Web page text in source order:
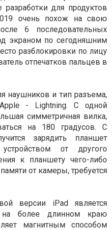
для продуктов
очень похож на свою
6 последовательных
экраном по сегодняшним
разблокировки по лицу
отпечатков пальцев в
наушников и тип разъема,
- Lightning. С одной
симметричная вилка,
на 180 градусов. С
зарядить планшет
от другого
к планшету чего-либо
от камеры, требуется
версии iPad является
на более длинном краю
магнитным способом